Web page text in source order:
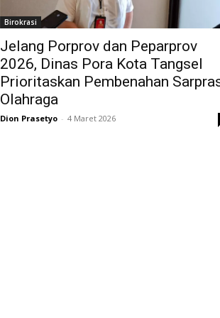
Birokrasi
Jelang Porprov dan Peparprov
2026, Dinas Pora Kota Tangsel
Prioritaskan Pembenahan
Olahraga
Dion Prasetyo - 4 Maret 2026